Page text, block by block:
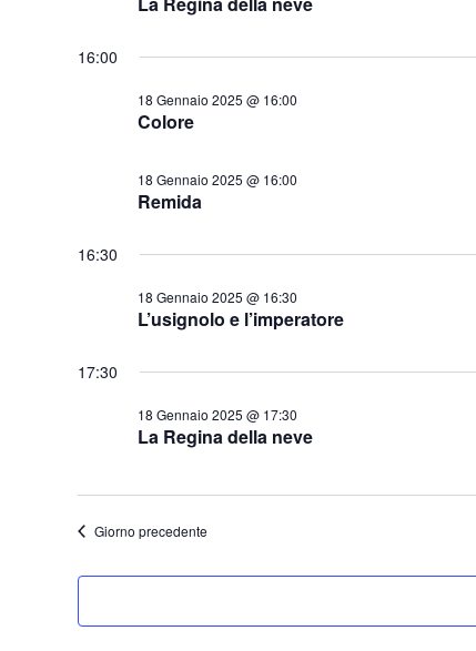
16:00
Colore
18 Gennaio 2025 @ 16:00
Remida
18 Gennaio 2025 @ 16:00
16:30
L’usignolo e l’imperatore
18 Gennaio 2025 @ 16:30
17:30
La Regina della neve
18 Gennaio 2025 @ 17:30
Giorno precedente